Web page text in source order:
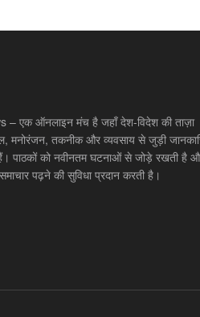
– एक ऑनलाइन मंच है जहाँ देश-विदेश की ताज़ा
मनोरंजन, तकनीक और व्यवसाय से जुड़ी
पाठकों को नवीनतम घटनाओं से जोड़े रखती है
पढ़ने की सुविधा प्रदान करती है।